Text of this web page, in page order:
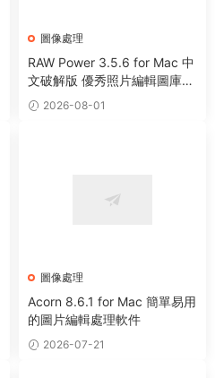
圖像處理
RAW Power 3.5.6 for Mac 中
文破解版 優秀照片編輯圖庫管
理工具
2026-08-01
圖像處理
Acorn 8.6.1 for Mac 簡單易用
的圖片編輯處理軟件
2026-07-21